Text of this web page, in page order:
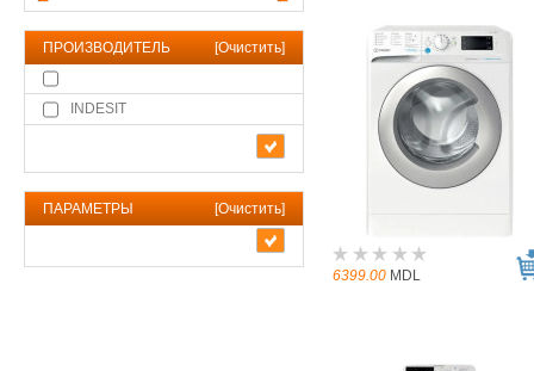
ПРОИЗВОДИТЕЛЬ [Очистить]
INDESIT
ПАРАМЕТРЫ [Очистить]
6399.00 MDL